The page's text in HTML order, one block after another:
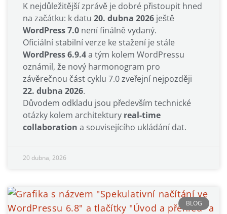
K nejdůležitější zprávě je dobré přistoupit hned
na začátku: k datu 20. dubna 2026 ještě
WordPress 7.0 není finálně vydaný.
Oficiální stabilní verze ke stažení je stále
WordPress 6.9.4a tým kolem WordPressu
oznámil, že nový harmonogram pro
závěrečnou část cyklu 7.0 zveřejní nejpozději
22. dubna 2026.
Důvodem odkladu jsou především technické
otázky kolem architektury real-time
collaboration a souvisejícího ukládání dat.
20 dubna, 2026
BLOG